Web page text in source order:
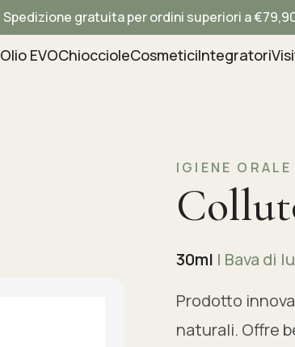
Spedizione gratuita per ordini superiori a
Olio EVOChioccioleCosmeticiIntegratori
IGIENE ORALE
30ml | Bava di
Prodotto
naturali. Offre